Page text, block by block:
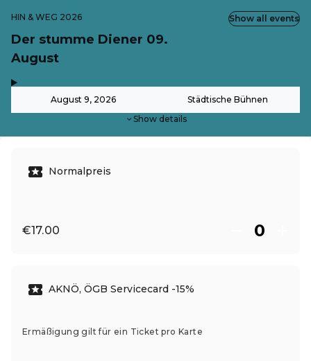
HIN & WEG 2026
Der stumme Diener 09.
August
August 9, 2026 Städtische Bühnen
Show details
Show all events
Normalpreis
€17.00
AKNÖ, ÖGB Servicecard -15%
Ermäßigung gilt für ein Ticket pro Karte